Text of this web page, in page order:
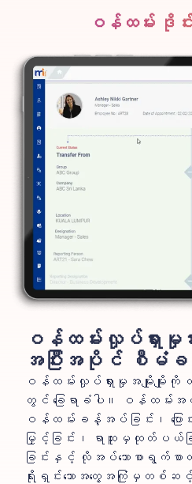
ဝန်ထမ်း ဒိုင်း
ဝန်ထမ်းလှုပ်ရှားမှုအ
အပြီးအပိုင် စီမံခ
ဝန်ထမ်းလှုပ်ရှားမှုအမျိုးမျိုး
တွင် ခြေရာခံပါ။ ဝန်ထမ်းအ
ဝန်ထမ်းခန့်အပ်ခြင်း၊ ပြောင်း
မြှင့်ခြင်း၊ ရာထူးမှထုတ်ပ
ခြင်းနှင့် လိုအပ်သောစာရွက်စာတ
ရိုးရှင်းသောအတွေ့အကြုံမှတစ်